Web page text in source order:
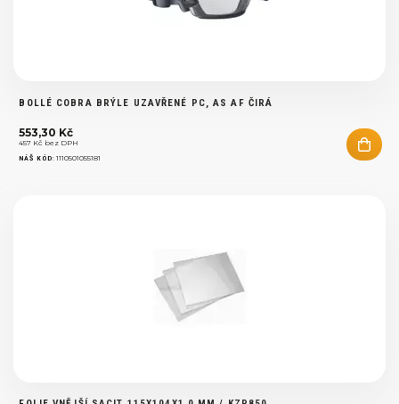
BOLLÉ COBRA BRÝLE UZAVŘENÉ PC, AS AF ČIRÁ
553,30 Kč
457 Kč bez DPH
NÁŠ KÓD:1110501055181